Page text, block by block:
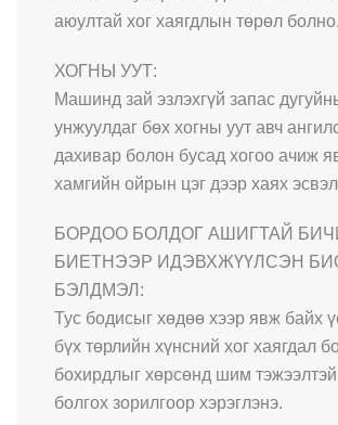
аюултай хог хаягдлын төрөл болно.
ХОГНЫ УУТ:
Машинд зай эзлэхгүй запас
унжуулдаг бөх хогны уут авч
дахивар болон бусад хогоо ачиж
хамгийн ойрын цэг дээр хаях
БОРДОО БОЛДОГ АШИГТАЙ
БИЕТНЭЭР ИДЭВХЖҮҮЛСЭН
БЭЛДМЭЛ:
Тус бодисыг хөдөө хээр явж байх
бүх төрлийн хүнсний хог хаягдал
бохирдлыг хөрсөнд шим
болгох зорилгоор хэрэглэнэ.